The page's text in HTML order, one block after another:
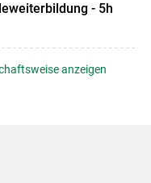
- 5h
anzeigen